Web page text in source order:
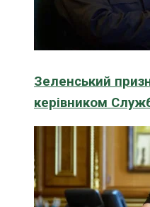
Зеленський
керівником